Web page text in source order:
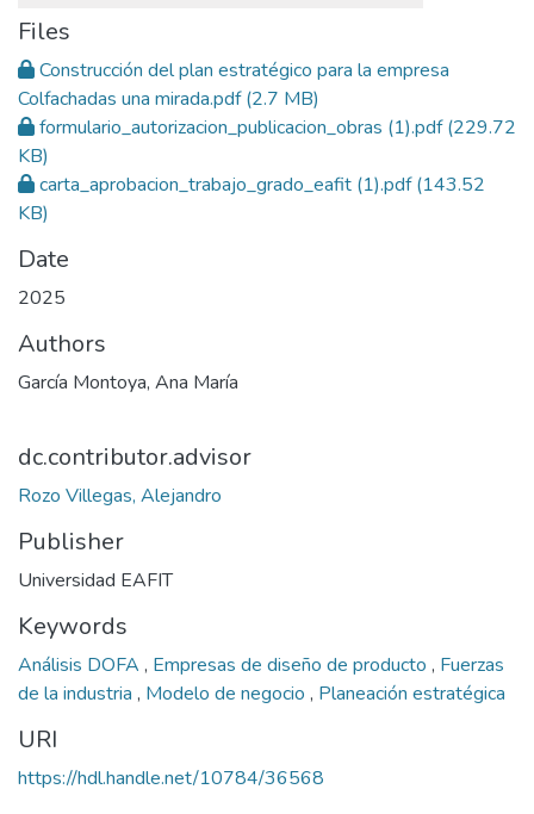
Files
Construcción del plan estratégico para la empresa
Colfachadas una mirada.pdf(2.7 MB)
formulario_autorizacion_publicacion_obras (1).pdf(229.72
KB)
carta_aprobacion_trabajo_grado_eafit (1).pdf(143.52
KB)
Date
2025
Authors
García Montoya, Ana María
dc.contributor.advisor
Rozo Villegas, Alejandro
Publisher
Universidad EAFIT
Keywords
Análisis DOFA , Empresas de diseño de producto , Fuerzas
de la industria , Modelo de negocio , Planeación estratégica
URI
https://hdl.handle.net/10784/36568